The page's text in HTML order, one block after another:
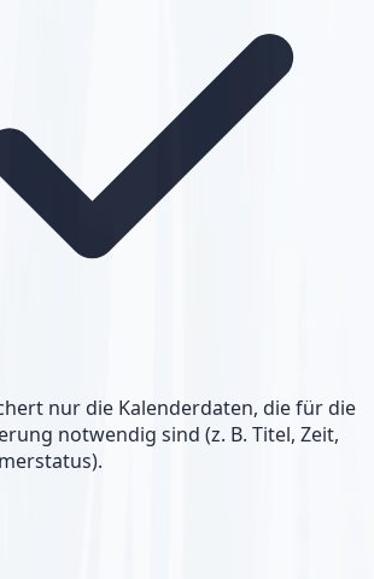
nur die Kalenderdaten, die für die
notwendig sind (z. B. Titel, Zeit,